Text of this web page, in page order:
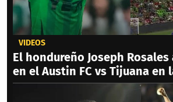
VIDEOS
El hondureño Joseph
en el Austin FC vs Tijuana en